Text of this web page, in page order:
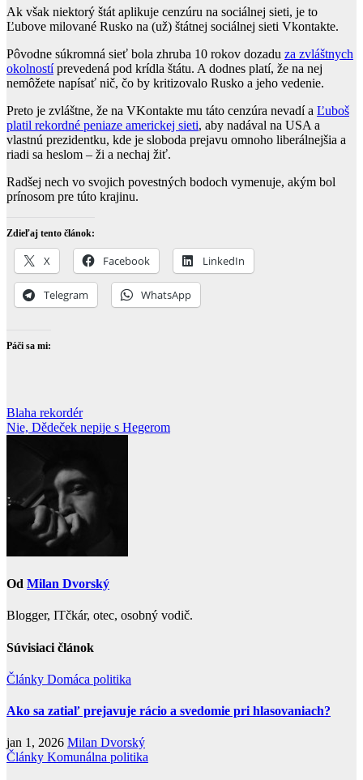
Ak však niektorý štát aplikuje cenzúru na sociálnej sieti, je to
Ľubove milované Rusko na (už) štátnej sociálnej sieti Vkontakte.
Pôvodne súkromná sieť bola zhruba 10 rokov dozadu za zvláštnych
okolnostíprevedená pod krídla štátu. A dodnes platí, že na nej
nemôžete napísať nič, čo by kritizovalo Rusko a jeho vedenie.
Preto je zvláštne, že na VKontakte mu táto cenzúra nevadí a Ľuboš
platil rekordné peniaze americkej sieti, aby nadával na USA a
vlastnú prezidentku, kde je sloboda prejavu omnoho liberálnejšia a
riadi sa heslom – ži a nechaj žiť.
Radšej nech vo svojich povestných bodoch vymenuje, akým bol
prínosom pre túto krajinu.
Zdieľaj tento článok:
X Facebook LinkedIn
Telegram WhatsApp
Páči sa mi:
Navigácia
v
Blaha rekordér
Nie, Dědeček nepije s Hegerom
Od Milan Dvorský
Blogger, ITčkár, otec, osobný vodič.
Súvisiaci článok
Články Domáca politika
Ako sa zatiaľ prejavuje rácio a svedomie pri hlasovaniach?
jan 1, 2026 Milan Dvorský
Články Komunálna politika